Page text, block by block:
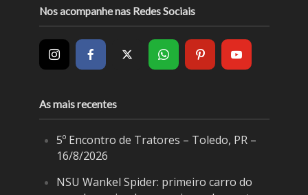
Nos acompanhe nas Redes Sociais
As mais recentes
5º Encontro de Tratores – Toledo, PR –
16/8/2026
NSU Wankel Spider: primeiro carro do